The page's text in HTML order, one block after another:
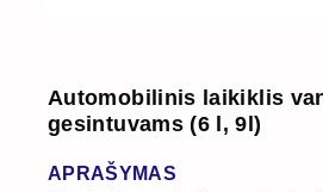
Automobilinis laikiklis
gesintuvams (6 l, 9l)
APRAŠYMAS